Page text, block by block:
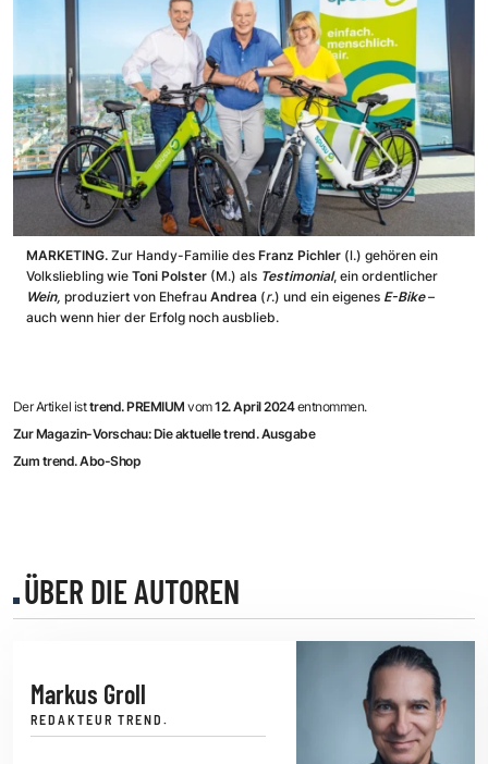
MARKETING. Zur Handy-Familie des Franz Pichler (l.) gehören ein
Volksliebling wie Toni Polster (M.) als Testimonial, ein ordentlicher
Wein, produziert von Ehefrau Andrea (r.) und ein eigenes E-Bike–
auch wenn hier der Erfolg noch ausblieb.
Der Artikel isttrend. PREMIUMvom12. April 2024entnommen.
Zur Magazin-Vorschau: Die aktuelle trend. Ausgabe
Zum trend. Abo-Shop
ÜBER DIE AUTOREN
Markus Groll
REDAKTEUR TREND.